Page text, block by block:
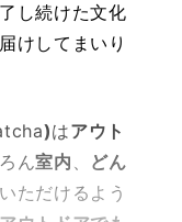
し続けた文化
けしてまいり
)はアウト
ん室内 、 どん
ただけるよう